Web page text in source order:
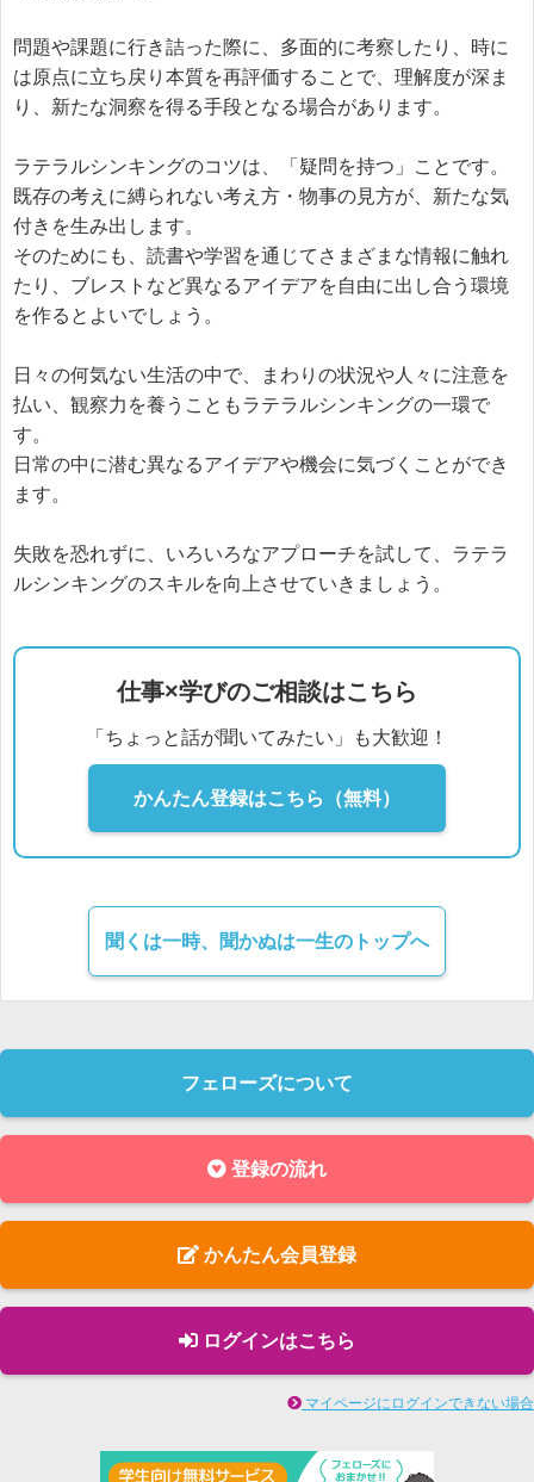
問題や課題に行き詰った際に、多面的に考察したり、時に
は原点に立ち戻り本質を再評価することで、理解度が深ま
り、新たな洞察を得る手段となる場合があります。
ラテラルシンキングのコツは、「疑問を持つ」ことです。
既存の考えに縛られない考え方・物事の見方が、新たな気
付きを生み出します。
そのためにも、読書や学習を通じてさまざまな情報に触れ
たり、ブレストなど異なるアイデアを自由に出し合う環境
を作るとよいでしょう。
日々の何気ない生活の中で、まわりの状況や人々に注意を
払い、観察力を養うこともラテラルシンキングの一環で
す。
日常の中に潜む異なるアイデアや機会に気づくことができ
ます。
失敗を恐れずに、いろいろなアプローチを試して、ラテラ
ルシンキングのスキルを向上させていきましょう。
仕事×学びのご相談はこちら
「ちょっと話が聞いてみたい」も大歓迎！
かんたん登録はこちら（無料）
聞くは一時、聞かぬは一生のトップへ
フェローズについて
登録の流れ
かんたん会員登録
ログインはこちら
マイページにログインできない場合